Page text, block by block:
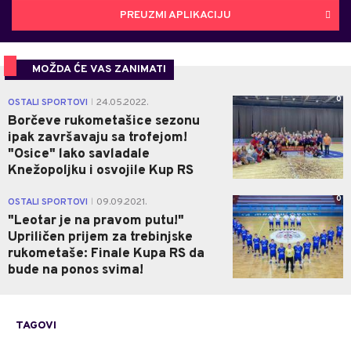
PREUZMI APLIKACIJU
MOŽDA ĆE VAS ZANIMATI
OSTALI SPORTOVI 24.05.2022.
Borčeve rukometašice sezonu
ipak završavaju sa trofejom!
"Osice" lako savladale
Knežopoljku i osvojile Kup RS
0
OSTALI SPORTOVI 09.09.2021.
"Leotar je na pravom putu!"
Upriličen prijem za trebinjske
rukometaše: Finale Kupa RS da
bude na ponos svima!
0
TAGOVI